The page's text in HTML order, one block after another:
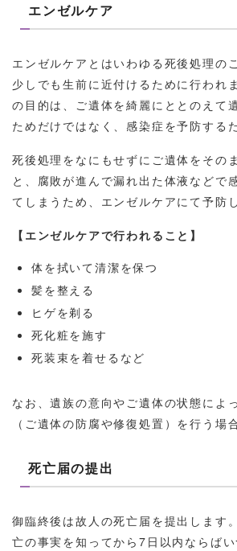
エンゼルケア
エンゼルケアとはいわゆる死後処理の
少しでも生前に近付けるために行われ
の目的は、ご遺体を綺麗にととのえて
ためだけではなく、感染症を予防する
死後処理をなにもせずにご遺体をその
と、腐敗が進んで漏れ出た体液などで
てしまうため、エンゼルケアにて予防
【エンゼルケアで行われること】
体を拭いて清潔を保つ
髪を整える
ヒゲを剃る
死化粧を施す
死装束を着せるなど
なお、遺族の意向やご遺体の状態によ
（ご遺体の防腐や修復処置）を行う場
死亡届の提出
御臨終後は故人の死亡届を提出します
亡の事実を知ってから7日以内ならば